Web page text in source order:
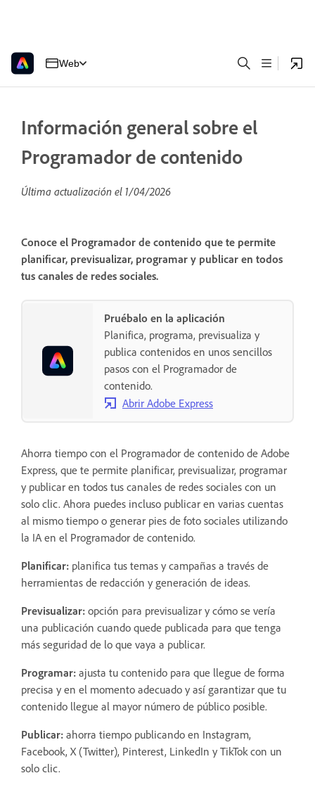
Web
Información general sobre el
Programador de contenido
Última actualización el 1/04/2026
Conoce el Programador de contenido que te permite
planificar, previsualizar, programar y publicar en todos
tus canales de redes sociales.
Pruébalo en la aplicación
Planifica, programa, previsualiza y
publica contenidos en unos sencillos
pasos con el Programador de
contenido.
Abrir Adobe Express
Ahorra tiempo con el Programador de contenido de Adobe
Express, que te permite planificar, previsualizar, programar
y publicar en todos tus canales de redes sociales con un
solo clic. Ahora puedes incluso publicar en varias cuentas
al mismo tiempo o generar pies de foto sociales utilizando
la IA en el Programador de contenido.
Planificar: planifica tus temas y campañas a través de
herramientas de redacción y generación de ideas.
Previsualizar: opción para previsualizar y cómo se vería
una publicación cuando quede publicada para que tenga
más seguridad de lo que vaya a publicar.
Programar: ajusta tu contenido para que llegue de forma
precisa y en el momento adecuado y así garantizar que tu
contenido llegue al mayor número de público posible.
Publicar: ahorra tiempo publicando en Instagram,
Facebook, X (Twitter), Pinterest, LinkedIn y TikTok con un
solo clic.